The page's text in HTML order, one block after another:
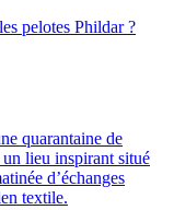
pelotes Phildar ?
quarantaine de
lieu inspirant situé
d’échanges
textile.